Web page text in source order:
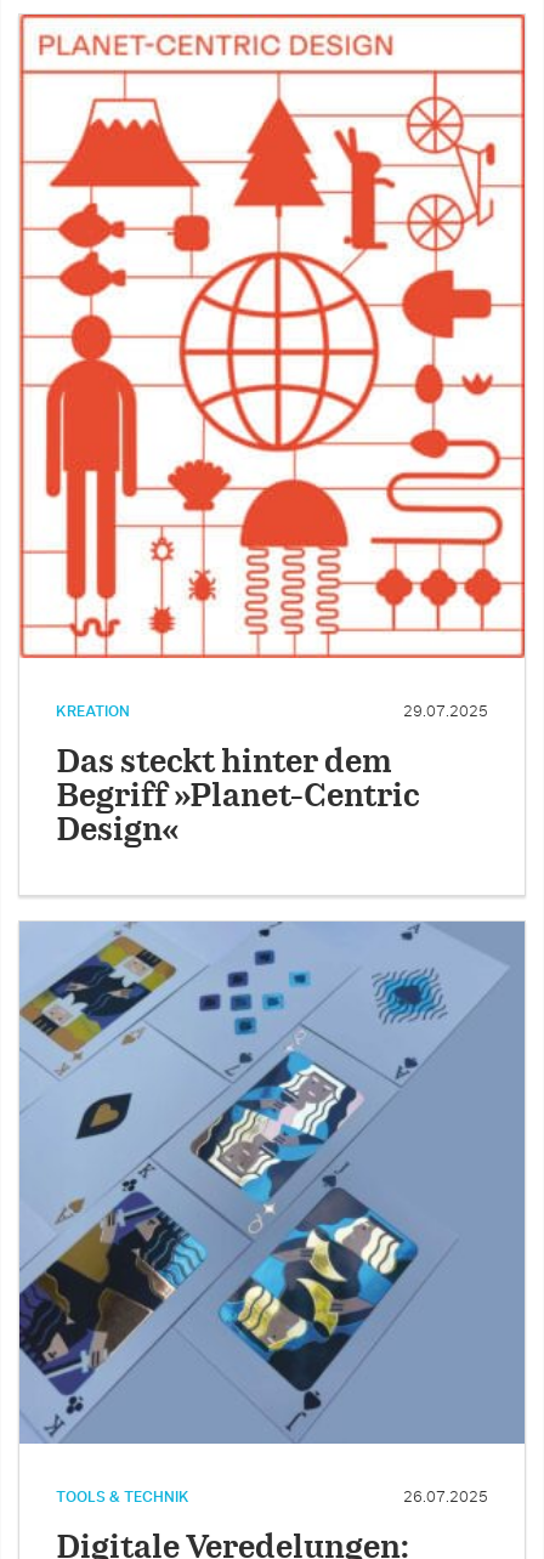
KREATION 29.07.2025
Das steckt hinter dem
Begriff »Planet-Centric
Design«
TOOLS & TECHNIK 26.07.2025
Digitale Veredelungen: